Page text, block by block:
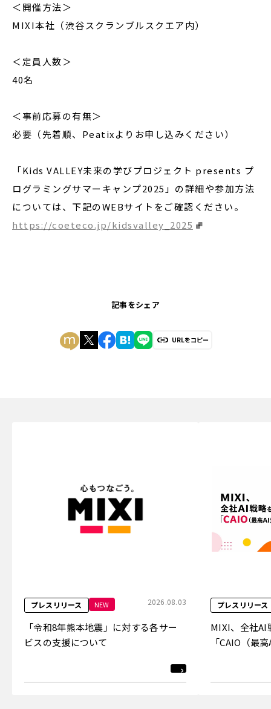
＜開催方法＞
MIXI本社（渋谷スクランブルスクエア内）
＜定員人数＞
40名
＜事前応募の有無＞
必要（先着順、Peatixよりお申し込みください）
「Kids VALLEY未来の学びプロジェクト presents プ
ログラミングサマーキャンプ2025」の詳細や参加方法
については、下記のWEBサイトをご確認ください。
https://coeteco.jp/kidsvalley_2025
記事をシェア
URLをコピー
プレスリリース NEW 2026.08.03
「令和8年熊本地震」に対する各サー
ビスの支援について
プレスリリース
MIXI、全社AI
「CAIO（最